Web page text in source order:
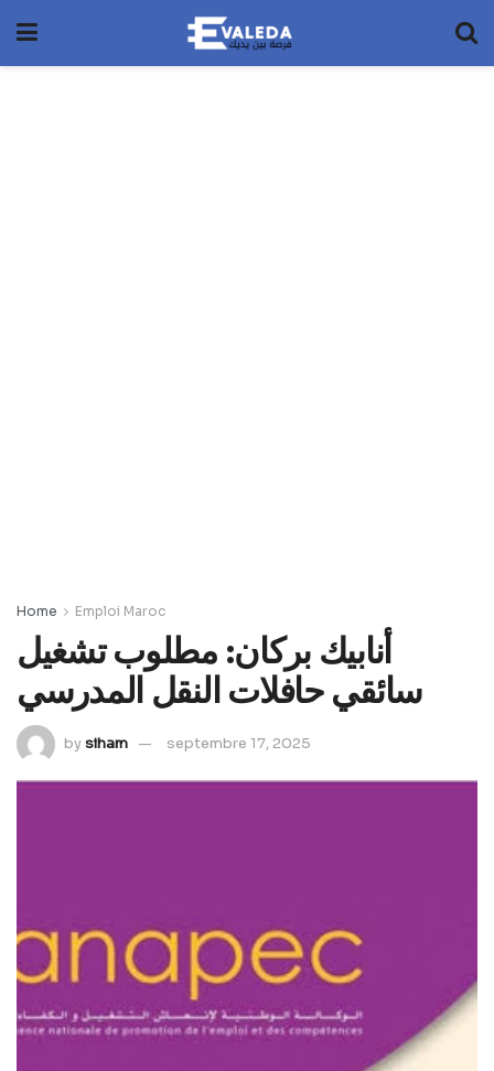
Home Emploi Maroc
أنابيك بركان: مطلوب تشغيل
سائقي حافلات النقل المدرسي
bysiham septembre 17, 2025